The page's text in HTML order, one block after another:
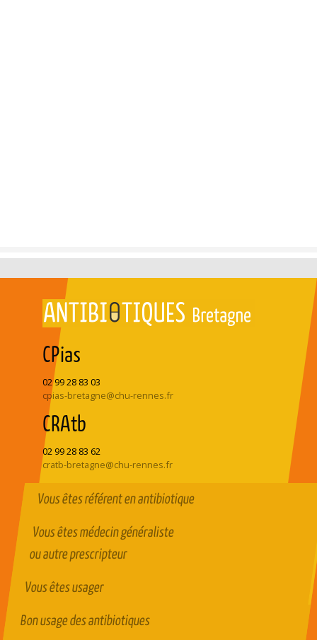
CPias
02 99 28 83 03
cpias-bretagne@chu-rennes.fr
CRAtb
02 99 28 83 62
cratb-bretagne@chu-rennes.fr
Vous êtes référent en antibiotique
Vous êtes médecin généraliste
ou autre prescripteur
Vous êtes usager
Bon usage des antibiotiques